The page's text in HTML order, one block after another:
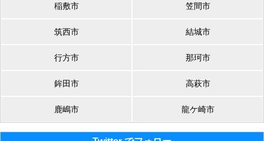
稲敷市 笠間市
筑西市 結城市
行方市 那珂市
鉾田市 高萩市
鹿嶋市 龍ケ崎市